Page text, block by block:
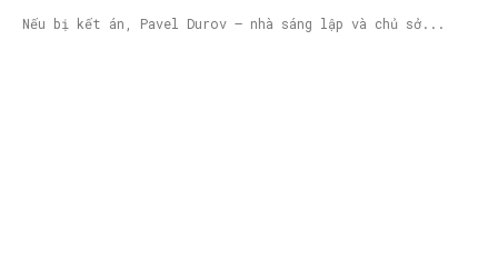
nã quốc tế
Nếu bị kết án, Pavel Durov – nhà sáng lập và chủ sở...